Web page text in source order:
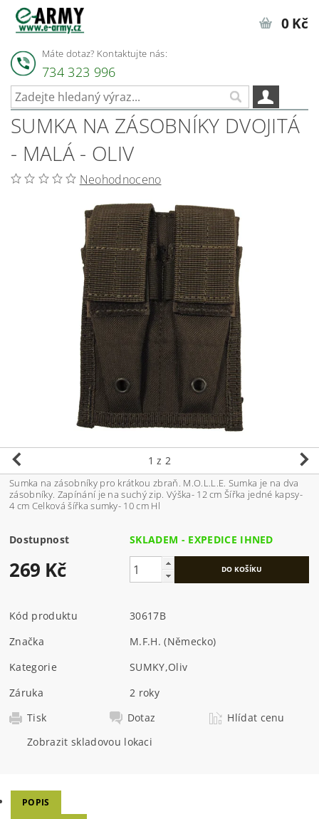
Máte dotaz? Kontaktujte nás:
734 323 996
0 Kč
SUMKA NA ZÁSOBNÍKY DVOJITÁ
- MALÁ - OLIV
Neohodnoceno
1 z 2
Sumka na zásobníky pro krátkou zbraň. M.O.L.L.E. Sumka je na dva
zásobníky. Zapínání je na suchý zip. Výška- 12 cm Šířka jedné kapsy-
4 cm Celková šířka sumky- 10 cm Hl
Dostupnost SKLADEM - EXPEDICE IHNED
269 Kč
Kód produktu
30617B
Značka
M.F.H. (Německo)
Kategorie
SUMKY,Oliv
Záruka
2 roky
Tisk
Dotaz
Hlídat cenu
Zobrazit skladovou lokaci
POPIS